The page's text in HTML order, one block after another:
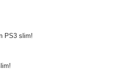
PS3 slim!